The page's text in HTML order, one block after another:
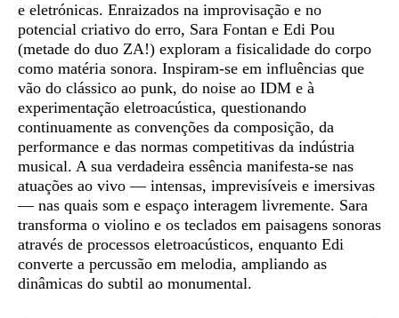
e eletrónicas. Enraizados na improvisação e no
potencial criativo do erro, Sara Fontan e Edi Pou
(metade do duo ZA!) exploram a fisicalidade do corpo
como matéria sonora. Inspiram-se em influências que
vão do clássico ao punk, do noise ao IDM e à
experimentação eletroacústica, questionando
continuamente as convenções da composição, da
performance e das normas competitivas da indústria
musical. A sua verdadeira essência manifesta-se nas
atuações ao vivo — intensas, imprevisíveis e imersivas
— nas quais som e espaço interagem livremente. Sara
transforma o violino e os teclados em paisagens sonoras
através de processos eletroacústicos, enquanto Edi
converte a percussão em melodia, ampliando as
dinâmicas do subtil ao monumental.